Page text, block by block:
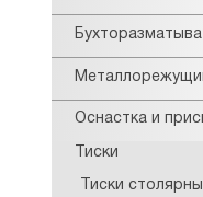
Оснастка и
Тиски
Тиски